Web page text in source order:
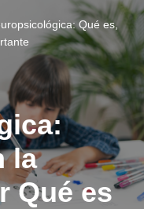
Qué es,
la
Qué es